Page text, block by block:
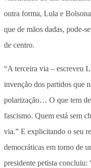
outra forma, Lula e
que de mãos dadas, pode-
de centro.
“A terceira via – escreveu
invenção dos partidos que
polarização… O que tem
fascismo. Quem está sem
via.” E explicitando o seu
democráticas em torno de
presidente petista concluiu: